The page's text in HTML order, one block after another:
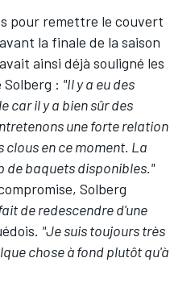
pour remettre le couvert
la finale de la saison
ainsi déjà souligné les
: "Il y a eu des
car il y a bien sûr des
une forte relation
clous en ce moment. La
de baquets disponibles."
Solberg
de redescendre d'une
"Je suis toujours très
chose à fond plutôt qu'à